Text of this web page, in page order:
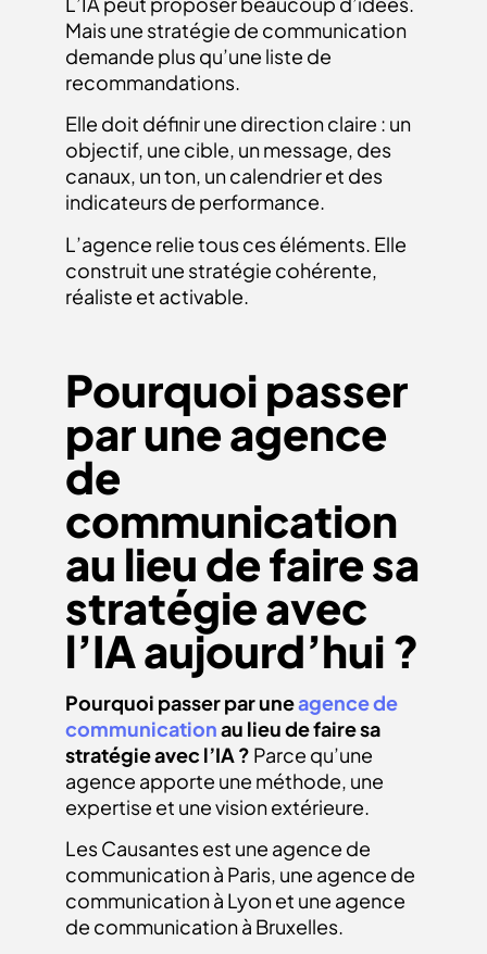
Mais une stratégie de communication
demande plus qu’une liste de
recommandations.
Elle doit définir une direction claire : un
objectif, une cible, un message, des
canaux, un ton, un calendrier et des
indicateurs de performance.
L’agence relie tous ces éléments. Elle
construit une stratégie cohérente,
réaliste et activable.
Pourquoi passer
par une agence
de
communication
au lieu de faire sa
stratégie avec
l’IA aujourd’hui ?
Pourquoi passer par uneagence de
communicationau lieu de faire sa
stratégie avec l’IA ? Parce qu’une
agence apporte une méthode, une
expertise et une vision extérieure.
Les Causantes est une agence de
communication à Paris, une agence de
communication à Lyon et une agence
de communication à Bruxelles.